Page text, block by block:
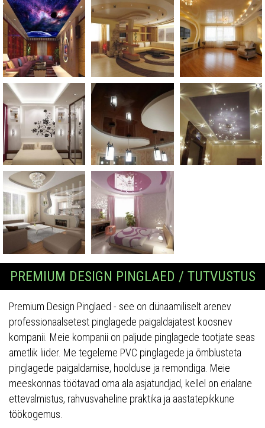
PREMIUM DESIGN PINGLAED / TUTVUSTUS
Premium Design Pinglaed - see on dünaamiliselt arenev
professionaalsetest pinglagede paigaldajatest koosnev
kompanii. Meie kompanii on paljude pinglagede tootjate seas
ametlik liider. Me tegeleme PVC pinglagede ja õmblusteta
pinglagede paigaldamise, hoolduse ja remondiga. Meie
meeskonnas töötavad oma ala asjatundjad, kellel on erialane
ettevalmistus, rahvusvaheline praktika ja aastatepikkune
töökogemus.